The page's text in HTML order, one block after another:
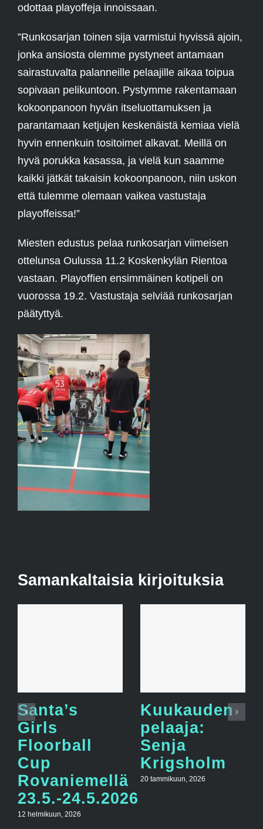
odottaa playoffeja innoissaan.
”Runkosarjan toinen sija varmistui hyvissä ajoin,
jonka ansiosta olemme pystyneet antamaan
sairastuvalta palanneille pelaajille aikaa toipua
sopivaan pelikuntoon. Pystymme rakentamaan
kokoonpanoon hyvän itseluottamuksen ja
parantamaan ketjujen keskenäistä kemiaa vielä
hyvin ennenkuin tositoimet alkavat. Meillä on
hyvä porukka kasassa, ja vielä kun saamme
kaikki jätkät takaisin kokoonpanoon, niin uskon
että tulemme olemaan vaikea vastustaja
playoffeissa!”
Miesten edustus pelaa runkosarjan viimeisen
ottelunsa Oulussa 11.2 Koskenkylän Rientoa
vastaan. Playoffien ensimmäinen kotipeli on
vuorossa 19.2. Vastustaja selviää runkosarjan
päätyttyä.
Samankaltaisia kirjoituksia
Santa’s
Girls
Floorball
Cup
Rovaniemellä
23.5.-24.5.2026
12 helmikuun, 2026
Kuukauden
pelaaja:
Senja
Krigsholm
20 tammikuun, 2026